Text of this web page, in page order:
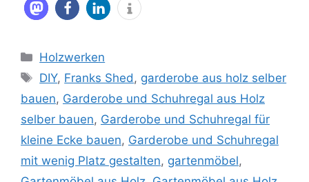
Kategorien
Holzwerken
Schlagwörter
DIY, Franks Shed , garderobe aus holz selber
bauen, Garderobe und Schuhregal aus Holz
selber bauen, Garderobe und Schuhregal für
kleine Ecke bauen, Garderobe und Schuhregal
mit wenig Platz gestalten, gartenmöbel,